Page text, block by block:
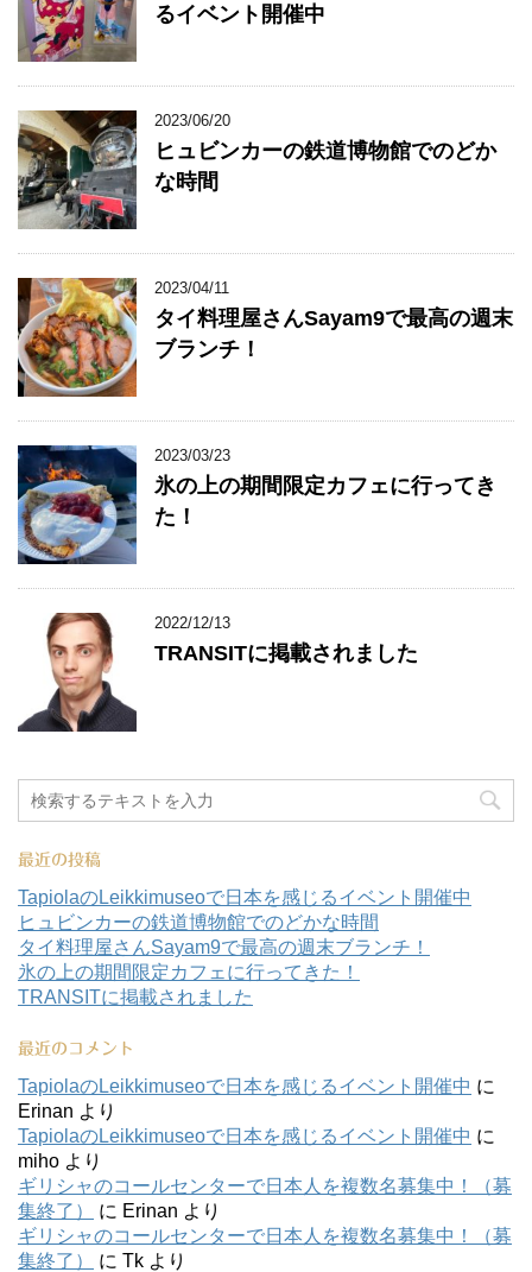
るイベント開催中
2023/06/20
ヒュビンカーの鉄道博物館でのどか
な時間
2023/04/11
タイ料理屋さんSayam9で最高の週末
ブランチ！
2023/03/23
氷の上の期間限定カフェに行ってき
た！
2022/12/13
TRANSITに掲載されました
最近の投稿
TapiolaのLeikkimuseoで日本を感じるイベント開催中
ヒュビンカーの鉄道博物館でのどかな時間
タイ料理屋さんSayam9で最高の週末ブランチ！
氷の上の期間限定カフェに行ってきた！
TRANSITに掲載されました
最近のコメント
TapiolaのLeikkimuseoで日本を感じるイベント開催中 に
Erinan より
TapiolaのLeikkimuseoで日本を感じるイベント開催中 に
miho より
ギリシャのコールセンターで日本人を複数名募集中！（募
集終了）
に Erinan より
ギリシャのコールセンターで日本人を複数名募集中！（募
集終了）
に Tk より